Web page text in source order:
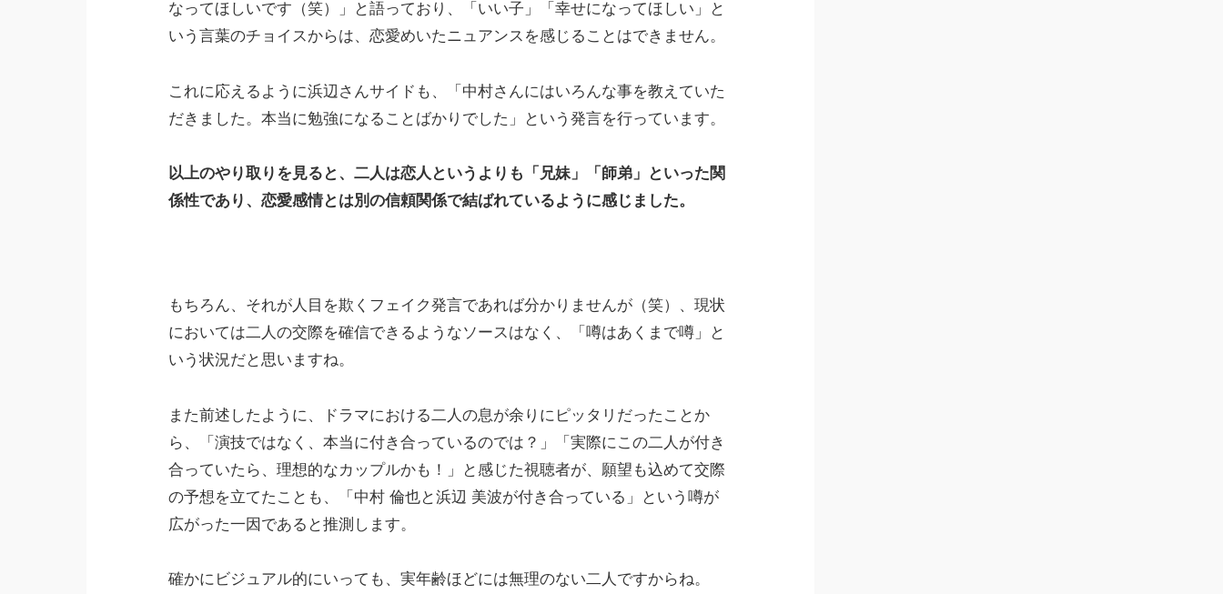
なってほしいです（笑）」と語っており、「いい子」「幸せになってほしい」と
いう言葉のチョイスからは、恋愛めいたニュアンスを感じることはできません。
これに応えるように浜辺さんサイドも、「中村さんにはいろんな事を教えていた
だきました。本当に勉強になることばかりでした」という発言を行っています。
以上のやり取りを見ると、二人は恋人というよりも「兄妹」「師弟」といった関
係性であり、恋愛感情とは別の信頼関係で結ばれているように感じました。
もちろん、それが人目を欺くフェイク発言であれば分かりませんが（笑）、現状
においては二人の交際を確信できるようなソースはなく、「噂はあくまで噂」と
いう状況だと思いますね。
また前述したように、ドラマにおける二人の息が余りにピッタリだったことか
ら、「演技ではなく、本当に付き合っているのでは？」「実際にこの二人が付き
合っていたら、理想的なカップルかも！」と感じた視聴者が、願望も込めて交際
の予想を立てたことも、「中村 倫也と浜辺 美波が付き合っている」という噂が
広がった一因であると推測します。
確かにビジュアル的にいっても、実年齢ほどには無理のない二人ですからね。